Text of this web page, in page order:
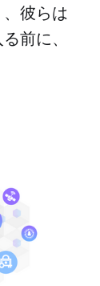
彼らは
前に、